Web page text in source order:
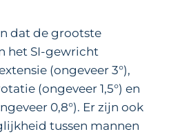
dat de grootste
het SI-gewricht
(ongeveer 3°),
(ongeveer 1,5°) en
0,8°). Er zijn ook
tussen mannen